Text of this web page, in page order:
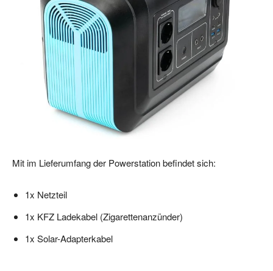
Mit im Lieferumfang der Powerstation befindet sich:
1x Netzteil
1x KFZ Ladekabel (Zigarettenanzünder)
1x Solar-Adapterkabel